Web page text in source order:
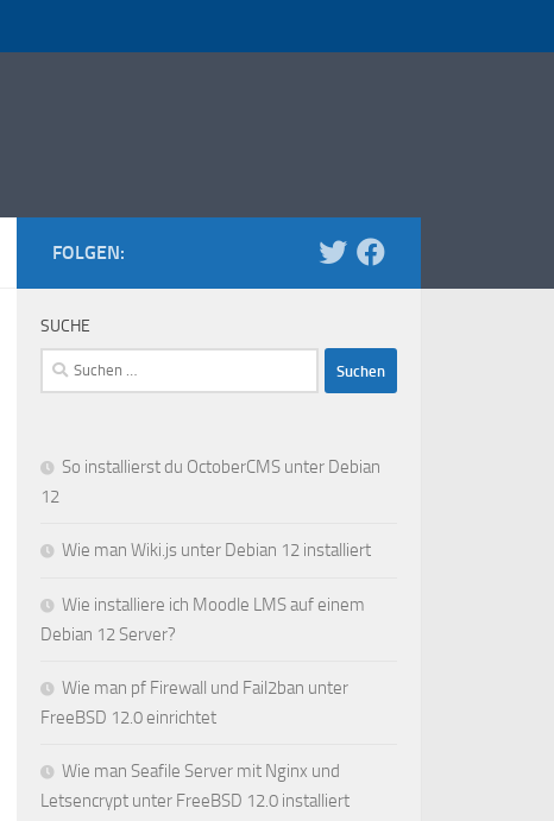
FOLGEN:
SUCHE
Suchen
nach:
So installierst du OctoberCMS unter Debian
12
Wie man Wiki.js unter Debian 12 installiert
Wie installiere ich Moodle LMS auf einem
Debian 12 Server?
Wie man pf Firewall und Fail2ban unter
FreeBSD 12.0 einrichtet
Wie man Seafile Server mit Nginx und
Letsencrypt unter FreeBSD 12.0 installiert